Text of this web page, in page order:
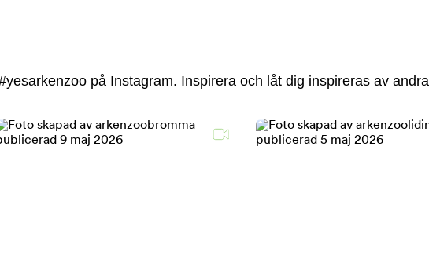
på Instagram. Inspirera och låt dig inspireras av